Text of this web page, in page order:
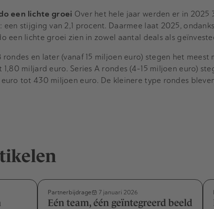
een lichte groei Over het hele jaar werden er in
een stijging van 2,1 procent. Daarmee laat 2025,
een lichte groei zien in zowel aantal deals als
rondes en later (vanaf 15 miljoen euro) stegen het
1,80 miljard euro. Series A rondes (4-15 miljoen euro)
tot 430 miljoen euro. De kleinere type rondes
Partnerbijdrage 7 januari 2026
Eén team, één geïntegreerd beeld